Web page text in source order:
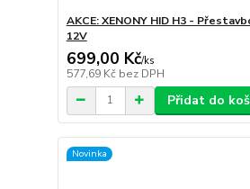
AKCE: XENONY HID H3 -
12V
699,00 Kč/ks
577,69 Kč bez DPH
Přidat do
Novinka